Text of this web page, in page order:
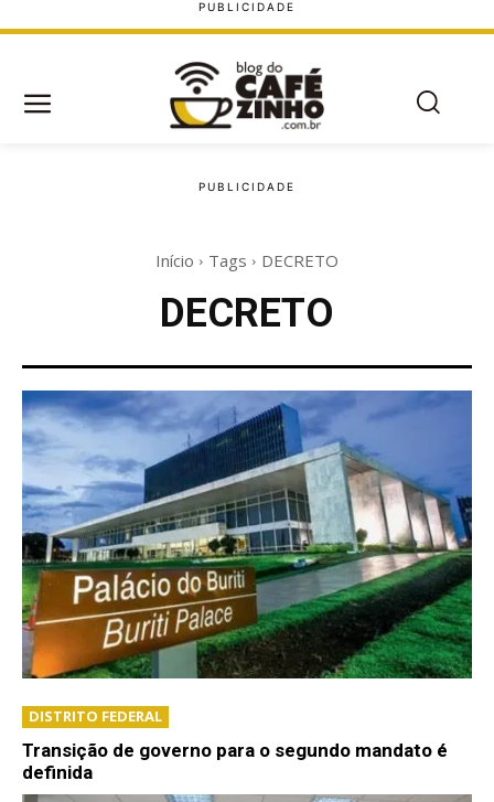
Início Tags DECRETO
DECRETO
DISTRITO FEDERAL
Transição de governo para o segundo mandato é
definida